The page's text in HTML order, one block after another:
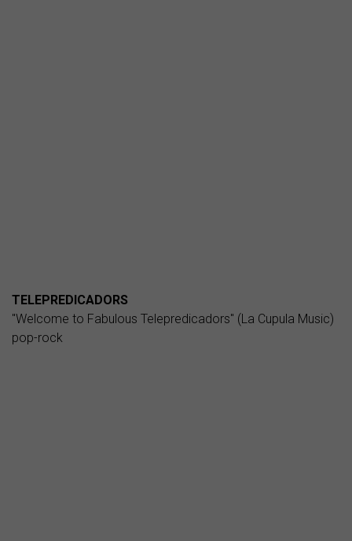
TELEPREDICADORS
"Welcome to Fabulous Telepredicadors" (La Cupula Music)
pop-rock